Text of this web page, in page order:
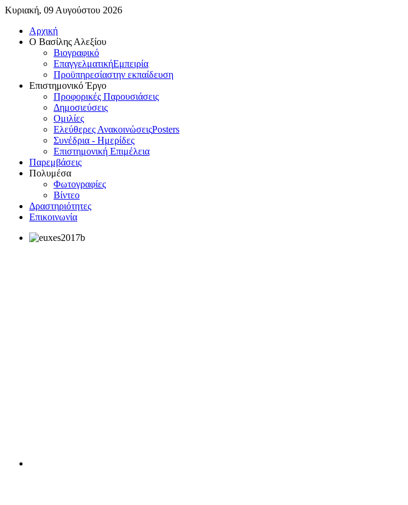
Κυριακή, 09 Αυγούστου 2026
Αρχική
Ο Βασίλης Αλεξίου
Βιογραφικό
ΕπαγγελματικήΕμπειρία
Προϋπηρεσίαστην εκπαίδευση
Επιστημονικό Έργο
Προφορικές Παρουσιάσεις
Δημοσιεύσεις
Ομιλίες
Ελεύθερες ΑνακοινώσειςPosters
Συνέδρια - Ημερίδες
Επιστημονική Επιμέλεια
Παρεμβάσεις
Πολυμέσα
Φωτογραφίες
Βίντεο
Δραστηριότητες
Επικοινωνία